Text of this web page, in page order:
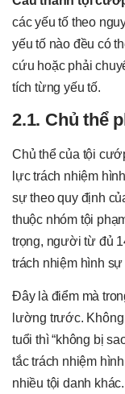
các yếu tố theo
yếu tố nào đều có
cứu hoặc phải
tích từng yếu tố.
2.1. Chủ thể
Chủ thể của tội
lực trách nhiệm
sự theo quy định
thuộc nhóm tội
trọng, người từ đủ
trách nhiệm hình sự
Đây là điểm mà
lường trước.
tuổi thì “không bị
tắc trách nhiệm
nhiều tội danh khác.